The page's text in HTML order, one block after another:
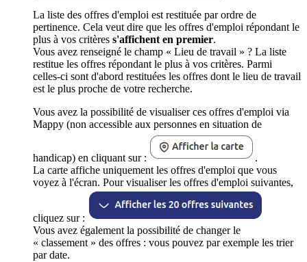
La liste des offres d'emploi est restituée par ordre de
pertinence. Cela veut dire que les offres d'emploi répondant le
plus à vos critères s'affichent en premier.
Vous avez renseigné le champ « Lieu de travail » ? La liste
restitue les offres répondant le plus à vos critères. Parmi
celles-ci sont d'abord restituées les offres dont le lieu de travail
est le plus proche de votre recherche.
Vous avez la possibilité de visualiser ces offres d'emploi via
Mappy (non accessible aux personnes en situation de
handicap) en cliquant sur :
.
La carte affiche uniquement les offres d'emploi que vous
voyez à l'écran. Pour visualiser les offres d'emploi suivantes,
cliquez sur :
Vous avez également la possibilité de changer le
« classement » des offres : vous pouvez par exemple les trier
par date.